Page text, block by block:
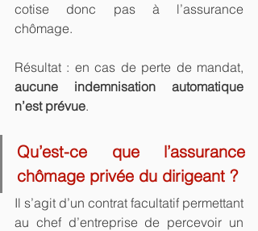
cotise donc pas à l’assurance
chômage.
aucune indemnisation automatique
n’est prévue.
Qu’est-ce que l’assurance
chômage privée du dirigeant ?
Il s’agit d’un contrat facultatif permettant